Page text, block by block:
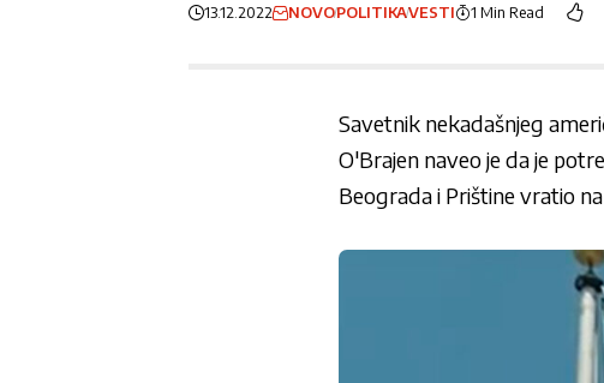
13.12.2022 NOVOPOLITIKAVESTI 1 Min Read
Savetnik nekadašnjeg
O'Brajen naveo je da je
Beograda i Prištine vratio